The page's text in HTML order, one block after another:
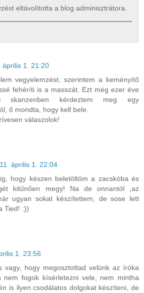
eltávolította a blog adminisztrátora.
április 1. 21:20
vegyelemzést, szerintem a keményítő
fehéríti is a masszát. Ezt még ezer éve
skanzenben kérdeztem meg egy
ő mondta, hogy kell bele.
válaszolok!
április 1. 22:04
hogy készen beletöltöm a zacskóba és
kitűnően megy! Na de onnantól ,az
ugyan sokat készítettem, de sose lett
Tied! :))
1. 23:56
vagy, hogy megosztottad velünk az íróka
nem fogok kísérletezni vele, nem mintha
is ilyen csodálatos dolgokat készíteni, de